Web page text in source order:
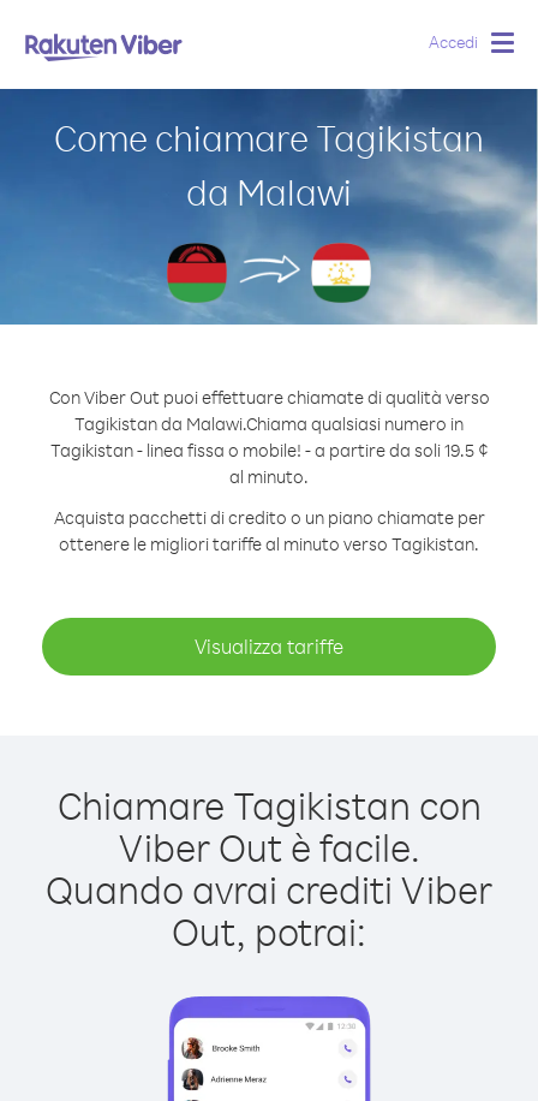
Accedi
Come chiamare Tagikistan
da Malawi
Con Viber Out puoi effettuare chiamate di qualità verso
Tagikistan da Malawi.Chiama qualsiasi numero in
Tagikistan - linea fissa o mobile! - a partire da soli 19.5 ¢
al minuto.
Acquista pacchetti di credito o un piano chiamate per
ottenere le migliori tariffe al minuto verso Tagikistan.
Visualizza tariffe
Chiamare Tagikistan con
Viber Out è facile.
Quando avrai crediti Viber
Out, potrai: